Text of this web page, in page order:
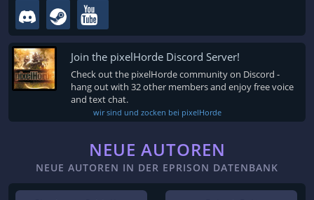
Join the pixelHorde Discord Server!
Check out the pixelHorde community on Discord -
hang out with 32 other members and enjoy free voice
and text chat.
wir sind und zocken bei pixelHorde
NEUE AUTOREN
NEUE AUTOREN IN DER EPRISON DATENBANK